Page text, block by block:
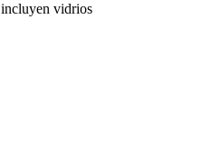
vidrios